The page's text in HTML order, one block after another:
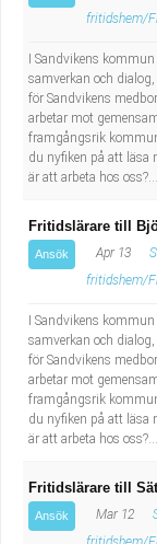
Industriell
Installation,
Kropps-
Kultur,
Militärt
Naturbruk
Sanering
Socialt
Lärare i
Taxiförare/
sekreterare
fritidshem/
I Sandvikens
samverkan och
för Sandvikens
arbetar mot
framgångsrik
du nyfiken på att läsa
är att arbeta hos oss?...
Fritidslärare till
Ansök Apr 13
fritidshem/
I Sandvikens
samverkan och
för Sandvikens
arbetar mot
framgångsrik
du nyfiken på att läsa
är att arbeta hos oss?...
Fritidslärare till
Ansök Mar 12